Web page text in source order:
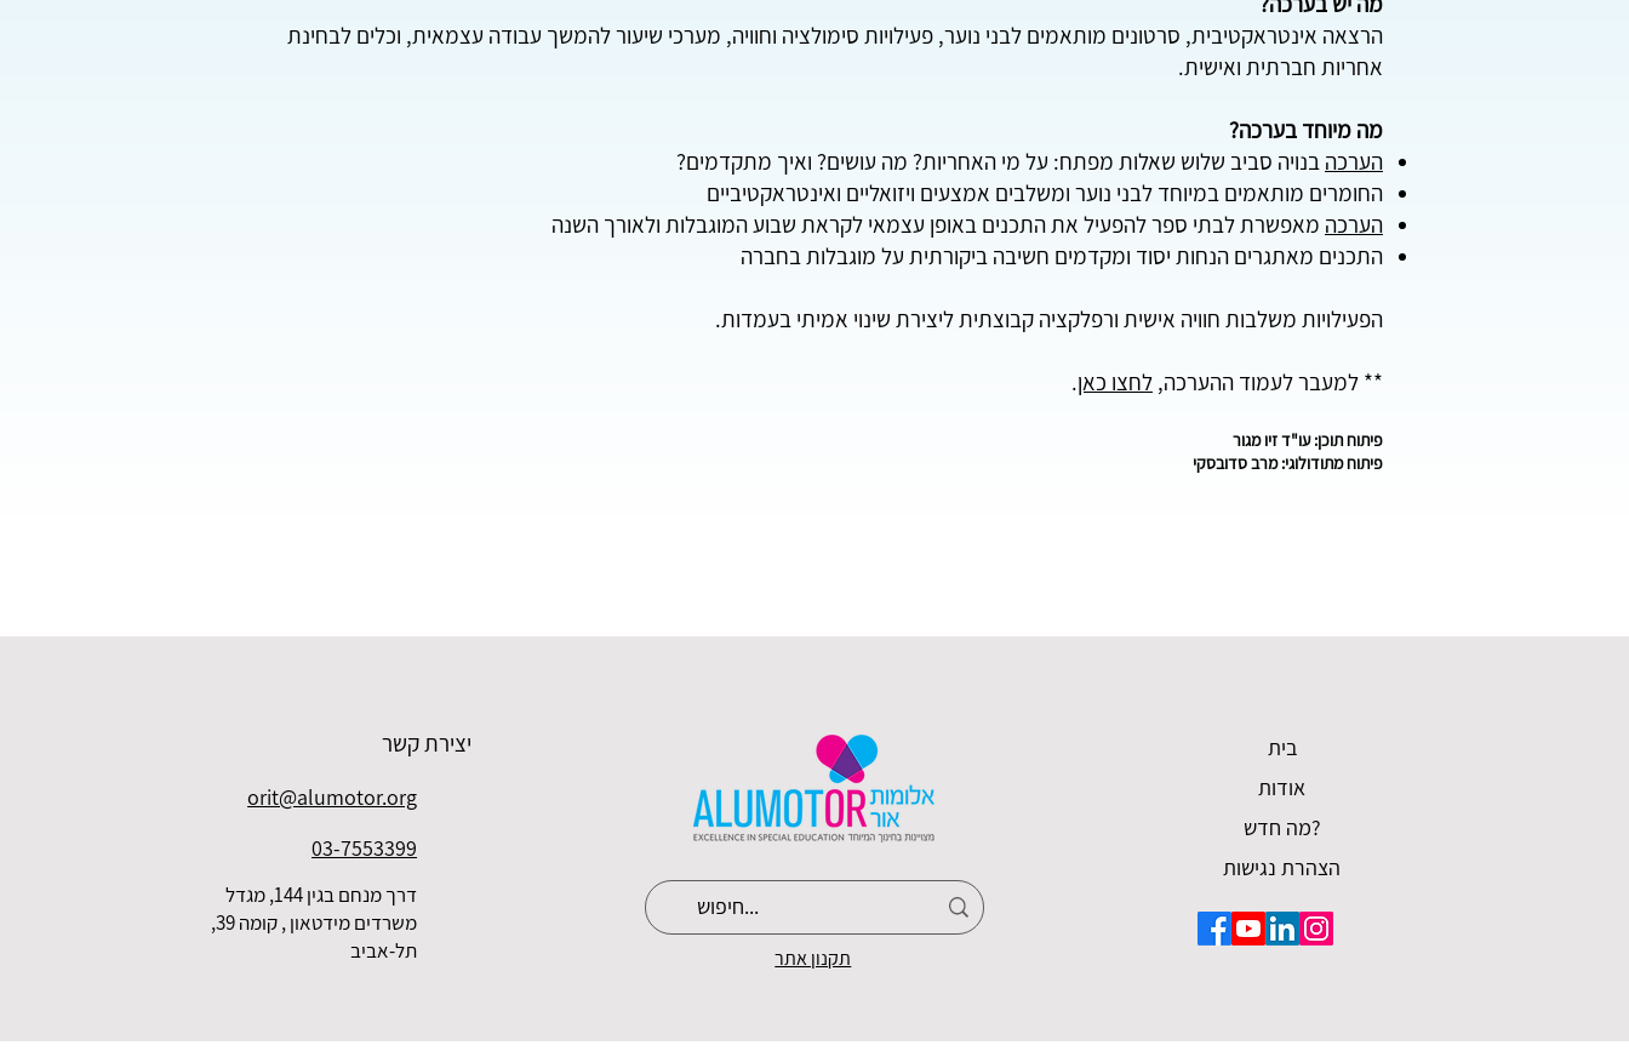
הרצאה אינטראקטיבית, סרטונים מותאמים לבני נוער, פעילויות סימולציה וחוויה, מערכי שיעור להמשך עבודה עצמאית, וכלים לבחינת
אחריות חברתית ואישית.
מה מיוחד בערכה?
הערכה בנויה סביב שלוש שאלות מפתח: על מי האחריות? מה עושים? ואיך מתקדמים?
החומרים מותאמים במיוחד לבני נוער ומשלבים אמצעים ויזואליים ואינטראקטיביים
הערכה מאפשרת לבתי ספר להפעיל את התכנים באופן עצמאי לקראת שבוע המוגבלות ולאורך השנה
התכנים מאתגרים הנחות יסוד ומקדמים חשיבה ביקורתית על מוגבלות בחברה
הפעילויות משלבות חוויה אישית ורפלקציה קבוצתית ליצירת שינוי אמיתי בעמדות.
** למעבר לעמוד ההערכה, לחצו כאן.
פיתוח תוכן: עו"ד זיו מגור
פיתוח מתודולוגי: מרב סדובסקי
יצירת קשר
orit@alumotor.org
03-7553399
דרך מנחם בגין 144, מגדל
משרדים מידטאון , קומה 39,
תל-אביב
תקנון אתר
בית
אודות
מה חדש?
הצהרת נגישות